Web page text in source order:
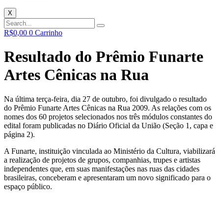
X
R$0,00 0 Carrinho
Resultado do Prêmio Funarte
Artes Cênicas na Rua
Na última terça-feira, dia 27 de outubro, foi divulgado o resultado
do Prêmio Funarte Artes Cênicas na Rua 2009. As relações com os
nomes dos 60 projetos selecionados nos três módulos constantes do
edital foram publicadas no Diário Oficial da União (Seção 1, capa e
página 2).
A Funarte, instituição vinculada ao Ministério da Cultura, viabilizará
a realização de projetos de grupos, companhias, trupes e artistas
independentes que, em suas manifestações nas ruas das cidades
brasileiras, conceberam e apresentaram um novo significado para o
espaço público.